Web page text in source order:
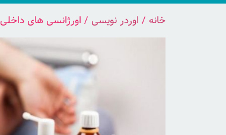
خانه / اوردر نویسی / اورژانسی های داخلی